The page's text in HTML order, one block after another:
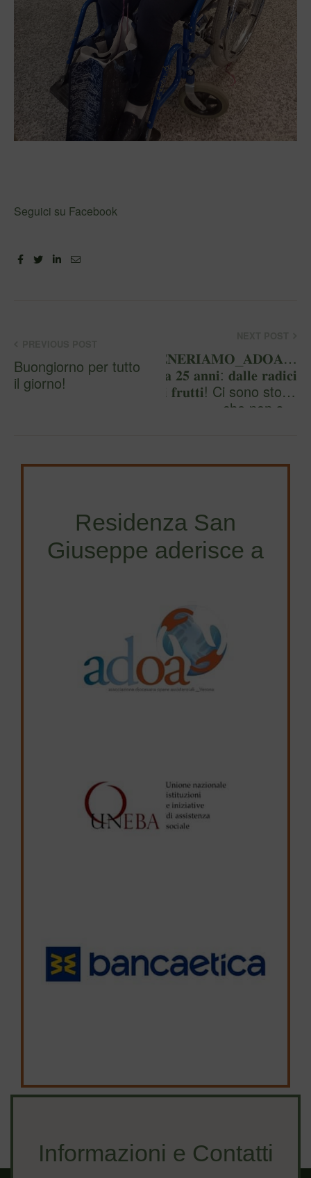
Seguici su Facebook
FacebookTwitterLinkedin
Email
Buongiorno per tutto
il giorno!
𝐆𝐄𝐍𝐄𝐑𝐈𝐀𝐌𝐎_𝐀𝐃𝐎𝐀…
𝐝𝐚 𝟐𝟓 𝐚𝐧𝐧𝐢: 𝐝𝐚𝐥𝐥𝐞 𝐫𝐚𝐝𝐢𝐜𝐢
𝐚𝐢 𝐟𝐫𝐮𝐭𝐭𝐢! Ci sono storie
che non s…
Residenza San
Giuseppe aderisce a
Informazioni e Contatti